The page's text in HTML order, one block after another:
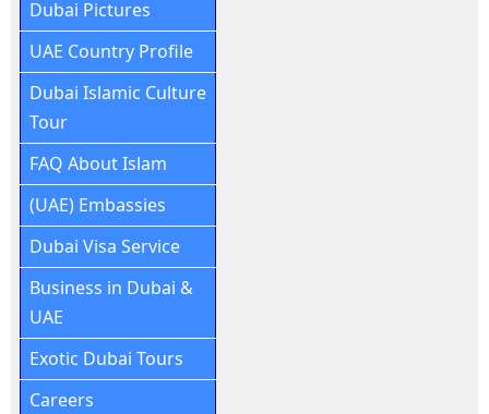
Dubai Pictures
UAE Country Profile
Dubai Islamic Culture
Tour
FAQ About Islam
(UAE) Embassies
Dubai Visa Service
Business in Dubai &
UAE
Exotic Dubai Tours
Careers